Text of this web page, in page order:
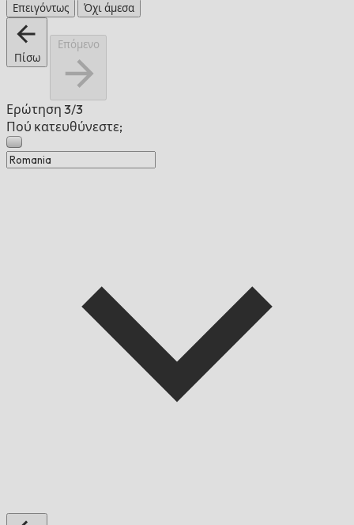
Επειγόντως Όχι άμεσα
Πίσω
Επόμενο
Ερώτηση 3/3
Πού κατευθύνεστε;